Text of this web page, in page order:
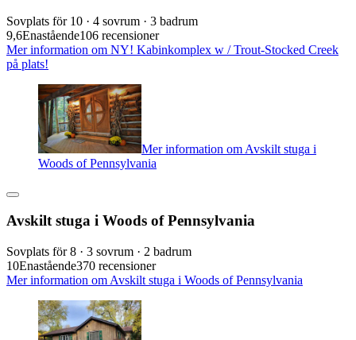
Sovplats för 10 · 4 sovrum · 3 badrum
9,6Enastående106 recensioner
Mer information om NY! Kabinkomplex w / Trout-Stocked Creek
på plats!
Mer information om Avskilt stuga i
Woods of Pennsylvania
Avskilt stuga i Woods of Pennsylvania
Sovplats för 8 · 3 sovrum · 2 badrum
10Enastående370 recensioner
Mer information om Avskilt stuga i Woods of Pennsylvania